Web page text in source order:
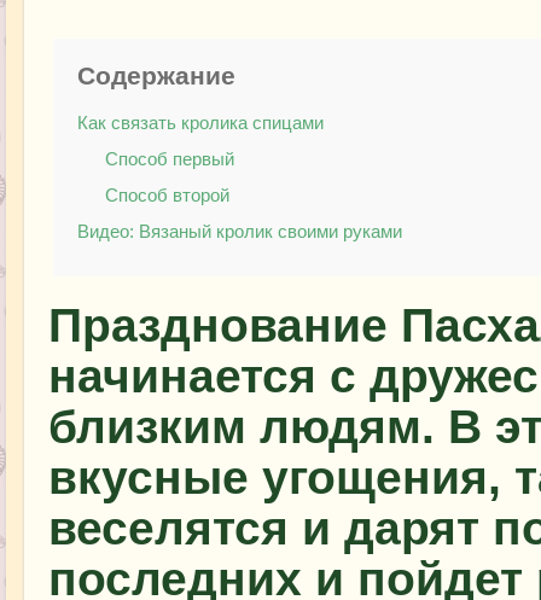
Содержание
Как связать кролика спицами
Способ первый
Способ второй
Видео: Вязаный кролик своими руками
Празднование
начинается с
близким людям. В
вкусные угощения,
веселятся и дарят
последних и